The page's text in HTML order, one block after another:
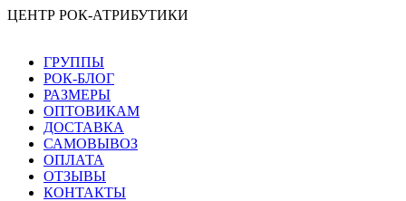
ЦЕНТР РОК-АТРИБУТИКИ
ГРУППЫ
РОК-БЛОГ
РАЗМЕРЫ
ОПТОВИКАМ
ДОСТАВКА
САМОВЫВОЗ
ОПЛАТА
ОТЗЫВЫ
КОНТАКТЫ